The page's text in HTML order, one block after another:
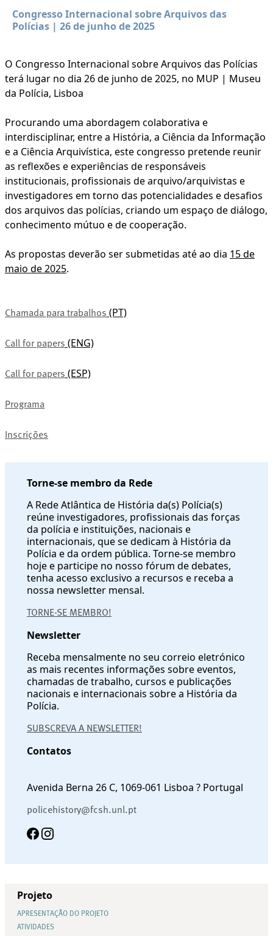
Congresso Internacional sobre Arquivos das
Polícias | 26 de junho de 2025
O Congresso Internacional sobre Arquivos das Polícias
terá lugar no dia 26 de junho de 2025, no MUP | Museu
da Polícia, Lisboa
Procurando uma abordagem colaborativa e
interdisciplinar, entre a História, a Ciência da Informação
e a Ciência Arquivística, este congresso pretende reunir
as reflexões e experiências de responsáveis
institucionais, profissionais de arquivo/arquivistas e
investigadores em torno das potencialidades e desafios
dos arquivos das polícias, criando um espaço de diálogo,
conhecimento mútuo e de cooperação.
As propostas deverão ser submetidas até ao dia 15 de
maio de 2025.
Chamada para trabalhos (PT)
Call for papers (ENG)
Call for papers (ESP)
Programa
Inscrições
Torne-se membro da Rede
A Rede Atlântica de História da(s) Polícia(s)
reúne investigadores, profissionais das forças
da polícia e instituições, nacionais e
internacionais, que se dedicam à História da
Polícia e da ordem pública. Torne-se membro
hoje e participe no nosso fórum de debates,
tenha acesso exclusivo a recursos e receba a
nossa newsletter mensal.
TORNE-SE MEMBRO!
Newsletter
Receba mensalmente no seu correio eletrónico
as mais recentes informações sobre eventos,
chamadas de trabalho, cursos e publicações
nacionais e internacionais sobre a História da
Polícia.
SUBSCREVA A NEWSLETTER!
Contatos
Avenida Berna 26 C, 1069-061 Lisboa ? Portugal
policehistory@fcsh.unl.pt
Projeto
APRESENTAÇÃO DO PROJETO
ATIVIDADES